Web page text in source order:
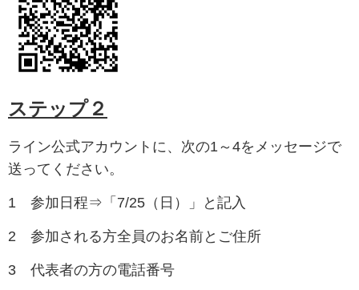
ステップ２
ライン公式アカウントに、次の1～4をメッセージで
送ってください。
1 参加日程⇒「7/25（日）」と記入
2 参加される方全員のお名前とご住所
3 代表者の方の電話番号